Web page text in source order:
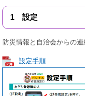
1 設定
防災情報と自治会からの
設定手順